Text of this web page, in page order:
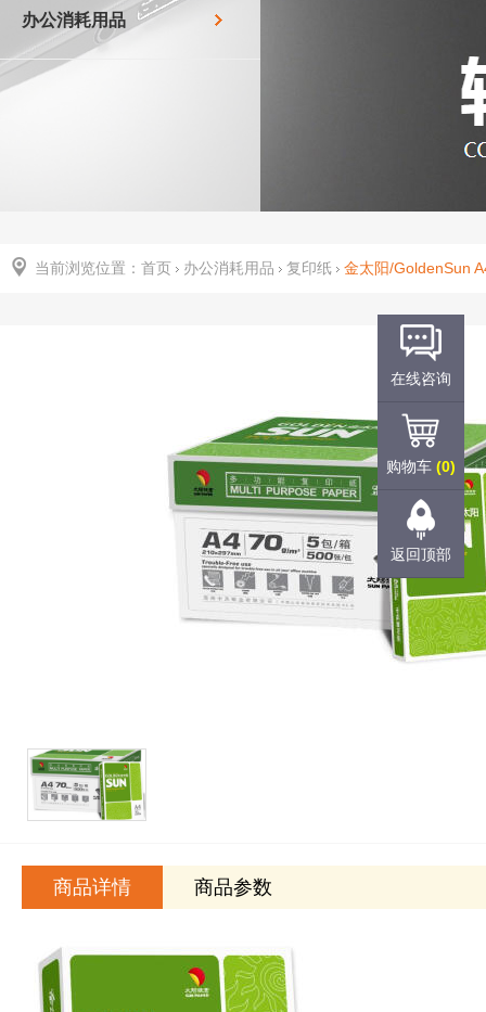
在线咨询
购物车 (0)
返回顶部
办公消耗用品
当前浏览位置： 首页 办公消耗用品 复印纸 金太阳/GoldenSun
商品详情 商品参数